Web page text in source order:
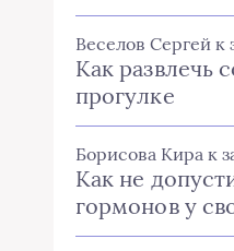
Веселов Сергей к
Как развлечь
прогулке
Борисова Кира к
Как не
гормонов у